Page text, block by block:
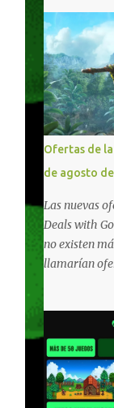
Ofertas de la
de agosto
Las nuevas
Deals with
no existen
llamarían
10/11, varios
oferta
Xbox Play
jugarlos y
compartido